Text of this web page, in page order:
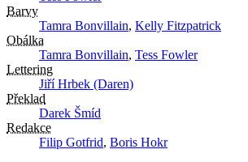
Barvy
Tamra Bonvillain, Kelly Fitzpatrick
Obálka
Tamra Bonvillain, Tess Fowler
Lettering
Jiří Hrbek (Daren)
Překlad
Darek Šmíd
Redakce
Filip Gotfrid, Boris Hokr